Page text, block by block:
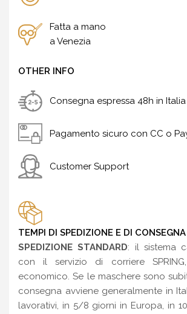
Fatta a mano
a Venezia
OTHER INFO
Consegna espressa 48h in Italia
Pagamento sicuro con CC o
Customer Support
TEMPI DI SPEDIZIONE E DI CONSEGNA
SPEDIZIONE STANDARD: il sistema
con il servizio di corriere
economico. Se le maschere sono
consegna avviene generalmente in
lavorativi, in 5/8 giorni in Europa, in